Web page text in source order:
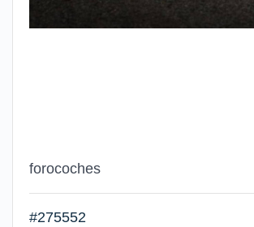
forocoches
#275552